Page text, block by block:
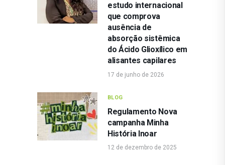
estudo internacional
que comprova
ausência de
absorção sistêmica
do Ácido Glioxílico em
alisantes capilares
17 de junho de 2026
BLOG
Regulamento Nova
campanha Minha
História Inoar
12 de dezembro de 2025